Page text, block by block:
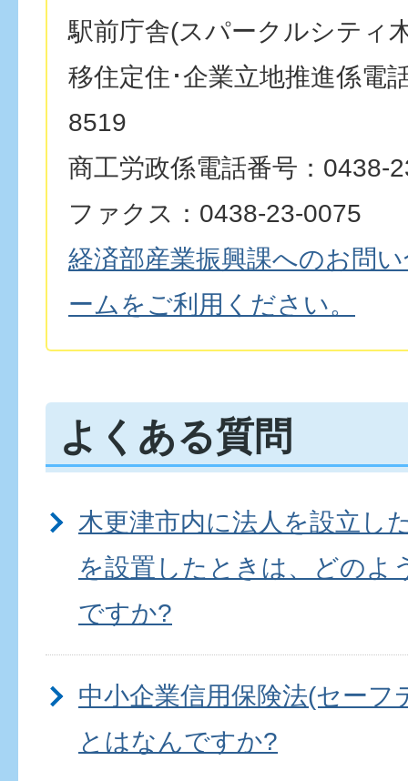
駅前庁舎(スパークルシティ
移住定住･企業立地推進係電
8519
商工労政係電話番号：0438-
ファクス：0438-23-0075
経済部産業振興課へのお問
ームをご利用ください。
よくある質問
木更津市内に法人を設立し
を設置したときは、どのよ
ですか?
中小企業信用保険法(セーフ
とはなんですか?